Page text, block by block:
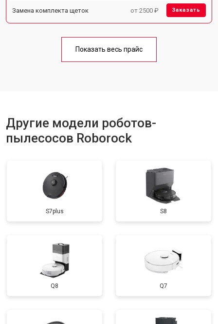
Замена комплекта щеток от 2500 ₽ Заказать
Показать весь прайс
Другие модели роботов-
пылесосов Roborock
S7plus S8
Q8 Q7